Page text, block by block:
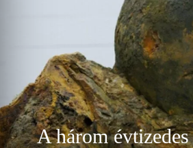
A három évtizedes